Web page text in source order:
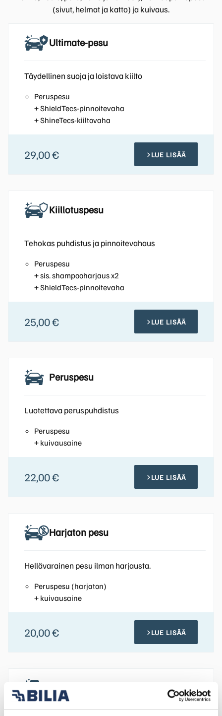
(sivut, helmat ja katto) ja kuivaus.
Ultimate-pesu
Täydellinen suoja ja loistava kiilto
Peruspesu
+ ShieldTecs-pinnoitevaha
+ ShineTecs-kiiltovaha
29,00 € LUE LISÄÄ
Kiillotuspesu
Tehokas puhdistus ja pinnoitevahaus
Peruspesu
+ sis. shampooharjaus x2
+ ShieldTecs-pinnoitevaha
25,00 € LUE LISÄÄ
Peruspesu
Luotettava peruspuhdistus
Peruspesu
+ kuivausaine
22,00 € LUE LISÄÄ
Harjaton pesu
Hellävarainen pesu ilman harjausta.
Peruspesu (harjaton)
+ kuivausaine
20,00 € LUE LISÄÄ
Boxipesu harjallinen